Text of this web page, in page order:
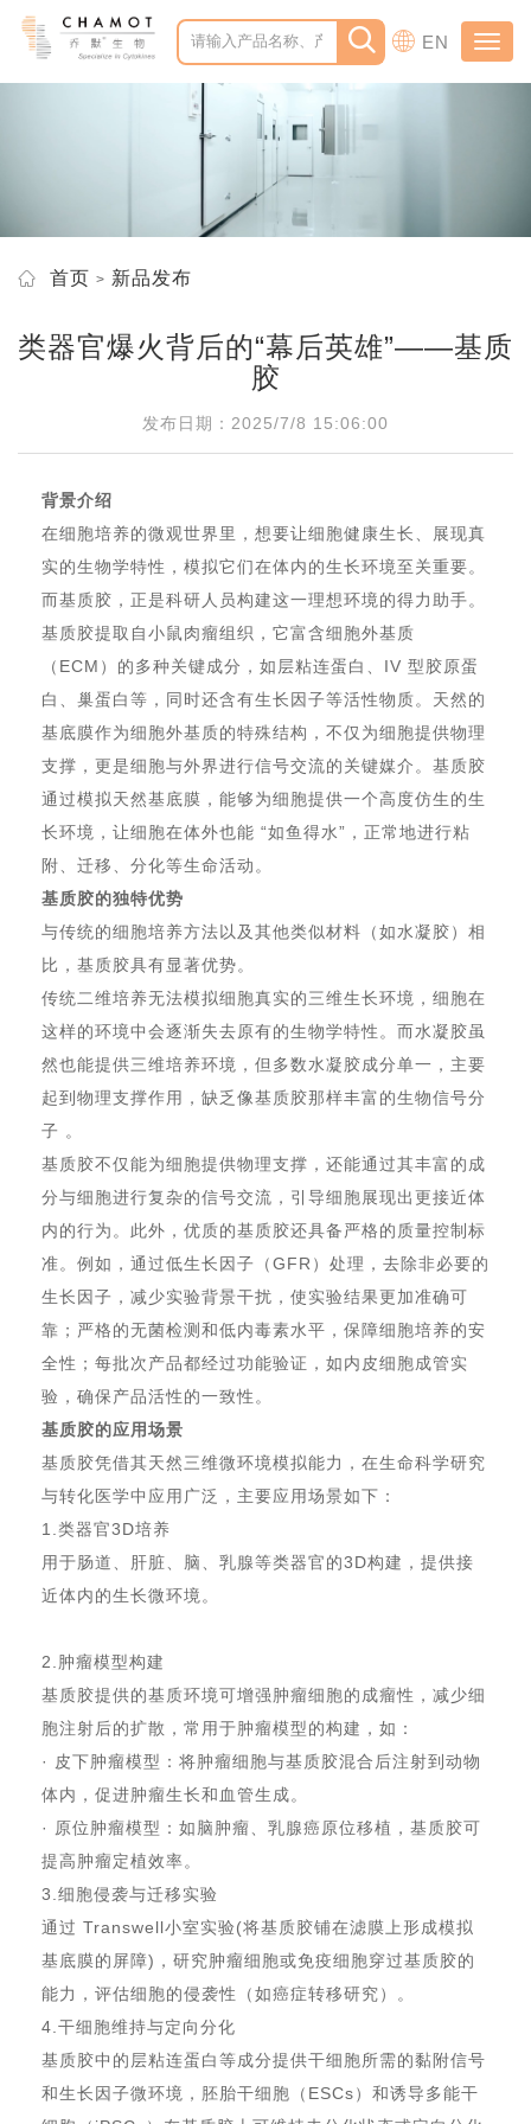
EN
首页 新品发布
类器官爆火背后的“幕后英雄”——基质
胶
发布日期：2025/7/8 15:06:00
背景介绍
在细胞培养的微观世界里，想要让细胞健康生长、展现真
实的生物学特性，模拟它们在体内的生长环境至关重要。
而基质胶，正是科研人员构建这一理想环境的得力助手。
基质胶提取自小鼠肉瘤组织，它富含细胞外基质
（ECM）的多种关键成分，如层粘连蛋白、IV 型胶原蛋
白、巢蛋白等，同时还含有生长因子等活性物质。天然的
基底膜作为细胞外基质的特殊结构，不仅为细胞提供物理
支撑，更是细胞与外界进行信号交流的关键媒介。基质胶
通过模拟天然基底膜，能够为细胞提供一个高度仿生的生
长环境，让细胞在体外也能 “如鱼得水”，正常地进行粘
附、迁移、分化等生命活动。
基质胶的独特优势
与传统的细胞培养方法以及其他类似材料（如水凝胶）相
比，基质胶具有显著优势。
传统二维培养无法模拟细胞真实的三维生长环境，细胞在
这样的环境中会逐渐失去原有的生物学特性。而水凝胶虽
然也能提供三维培养环境，但多数水凝胶成分单一，主要
起到物理支撑作用，缺乏像基质胶那样丰富的生物信号分
子 。
基质胶不仅能为细胞提供物理支撑，还能通过其丰富的成
分与细胞进行复杂的信号交流，引导细胞展现出更接近体
内的行为。此外，优质的基质胶还具备严格的质量控制标
准。例如，通过低生长因子（GFR）处理，去除非必要的
生长因子，减少实验背景干扰，使实验结果更加准确可
靠；严格的无菌检测和低内毒素水平，保障细胞培养的安
全性；每批次产品都经过功能验证，如内皮细胞成管实
验，确保产品活性的一致性。
基质胶的应用场景
基质胶凭借其天然三维微环境模拟能力，在生命科学研究
与转化医学中应用广泛，主要应用场景如下：
1.类器官3D培养
用于肠道、肝脏、脑、乳腺等类器官的3D构建，提供接
近体内的生长微环境。
2.肿瘤模型构建
基质胶提供的基质环境可增强肿瘤细胞的成瘤性，减少细
胞注射后的扩散，常用于肿瘤模型的构建，如：
· 皮下肿瘤模型：将肿瘤细胞与基质胶混合后注射到动物
体内，促进肿瘤生长和血管生成。
· 原位肿瘤模型：如脑肿瘤、乳腺癌原位移植，基质胶可
提高肿瘤定植效率。
3.细胞侵袭与迁移实验
通过 Transwell小室实验(将基质胶铺在滤膜上形成模拟
基底膜的屏障)，研究肿瘤细胞或免疫细胞穿过基质胶的
能力，评估细胞的侵袭性（如癌症转移研究）。
4.干细胞维持与定向分化
基质胶中的层粘连蛋白等成分提供干细胞所需的黏附信号
和生长因子微环境，胚胎干细胞（ESCs）和诱导多能干